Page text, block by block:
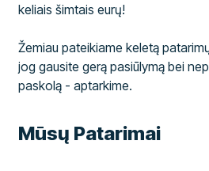
keliais šimtais eurų!
Žemiau pateikiame keletą
jog gausite gerą pasiūlymą bei
paskolą - aptarkime.
Mūsų Patarimai